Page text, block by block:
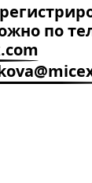
по